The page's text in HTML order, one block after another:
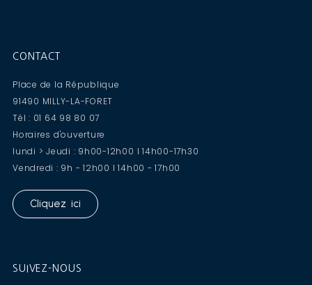
CONTACT
Place de la République
91490 MILLY-LA-FORET
Tél : 01 64 98 80 07
Horaires d'ouverture
lundi > Jeudi : 9h00-12h00 I 14h00-17h30
Vendredi : 9h - 12h00 I 14h00 - 17h00
Cliquez ici
SUIVEZ-NOUS